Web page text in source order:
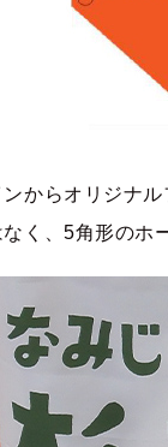
からオリジナ
く、5角形のホ